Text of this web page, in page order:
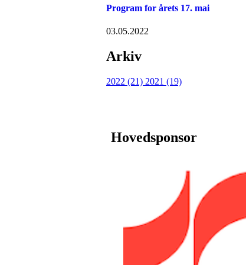
Program for årets 17. mai
03.05.2022
Arkiv
2022 (21) 2021 (19)
Hovedsponsor